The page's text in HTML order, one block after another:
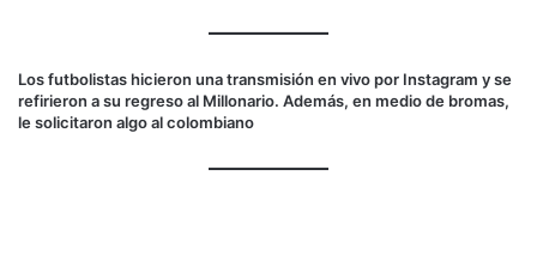
Los futbolistas hicieron una transmisión en vivo por Instagram y se
refirieron a su regreso al Millonario. Además, en medio de bromas,
le solicitaron algo al colombiano